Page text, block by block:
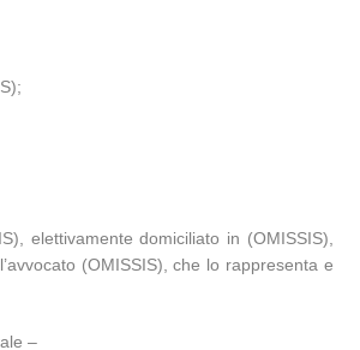
elettivamente domiciliato in (OMISSIS),
(OMISSIS), che lo rappresenta e
–